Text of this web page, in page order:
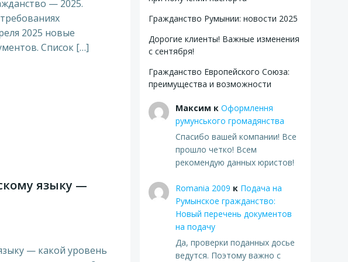
— 2025.
2025 новые
Список […]
языку —
— какой уровень
Гражданство Румынии: новости 2025
Дорогие клиенты! Важные изменения
с сентября!
Гражданство Европейского Союза:
преимущества и возможности
Максим к Оформлення
румунського громадянства
Спасибо вашей компании! Все
прошло четко! Всем
рекомендую данных юристов!
Romania 2009 к Подача на
Румынское гражданство:
Новый перечень документов
на подачу
Да, проверки поданных досье
ведутся. Поэтому важно с